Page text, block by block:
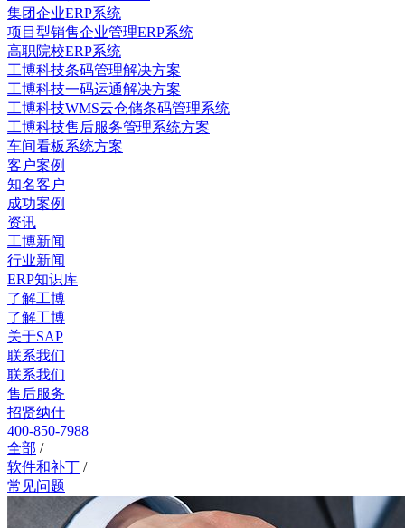
集团企业ERP系统
项目型销售企业管理ERP系统
高职院校ERP系统
工博科技条码管理解决方案
工博科技一码运通解决方案
工博科技WMS云仓储条码管理系统
工博科技售后服务管理系统方案
车间看板系统方案
客户案例
知名客户
成功案例
资讯
工博新闻
行业新闻
ERP知识库
了解工博
了解工博
关于SAP
联系我们
联系我们
售后服务
招贤纳仕
400-850-7988
全部 /
软件和补丁 /
常见问题